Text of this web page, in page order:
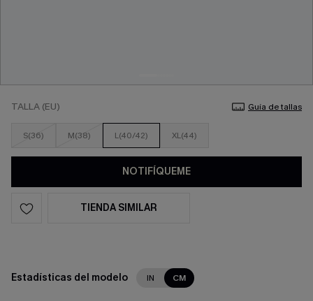
TALLA (EU) Guía de tallas
S(36) M(38) L(40/42) XL(44)
NOTIFÍQUEME
TIENDA SIMILAR
Estadísticas del modelo IN CM